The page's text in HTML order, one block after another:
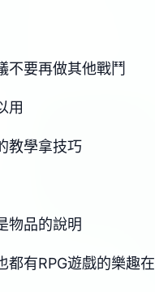
不要再做其他戰鬥
用
教學拿技巧
物品的說明
都有RPG遊戲的樂趣在